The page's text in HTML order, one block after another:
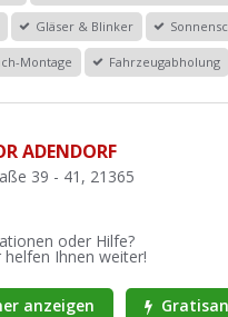
Gläser & Blinker
Montage Fahrzeugabholung
ADENDORF
39 - 41, 21365
oder Hilfe?
helfen Ihnen weiter!
anzeigen